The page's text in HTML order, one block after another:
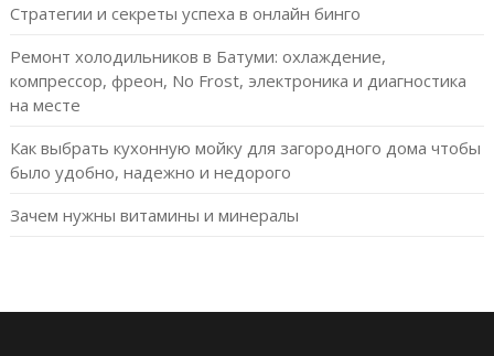
Стратегии и секреты успеха в онлайн бинго
Ремонт холодильников в Батуми: охлаждение,
компрессор, фреон, No Frost, электроника и диагностика
на месте
Как выбрать кухонную мойку для загородного дома чтобы
было удобно, надежно и недорого
Зачем нужны витамины и минералы